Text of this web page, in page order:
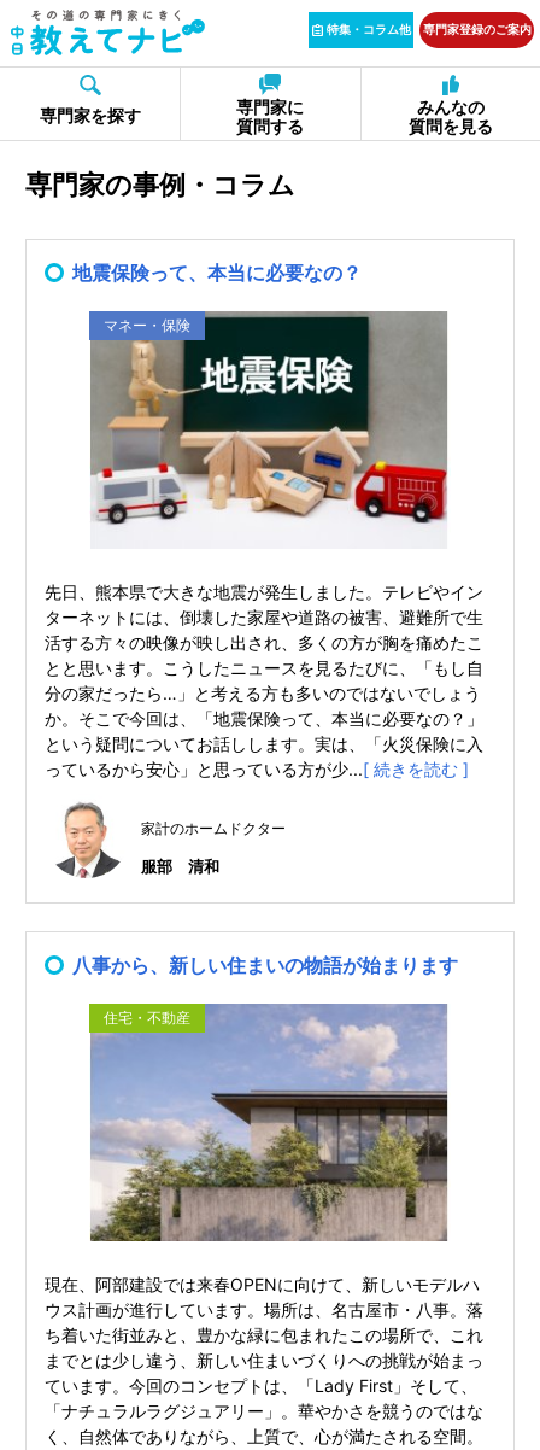
特集・コラム他 専門家登録のご案内
専門家を探す
専門家に
質問する
みんなの
質問を見る
専門家の事例・コラム
地震保険って、本当に必要なの？
マネー・保険
先日、熊本県で大きな地震が発生しました。テレビやイン
ターネットには、倒壊した家屋や道路の被害、避難所で生
活する方々の映像が映し出され、多くの方が胸を痛めたこ
とと思います。こうしたニュースを見るたびに、「もし自
分の家だったら…」と考える方も多いのではないでしょう
か。そこで今回は、「地震保険って、本当に必要なの？」
という疑問についてお話しします。実は、「火災保険に入
っているから安心」と思っている方が少...[ 続きを読む ]
家計のホームドクター
服部 清和
八事から、新しい住まいの物語が始まります
住宅・不動産
現在、阿部建設では来春OPENに向けて、新しいモデルハ
ウス計画が進行しています。場所は、名古屋市・八事。落
ち着いた街並みと、豊かな緑に包まれたこの場所で、これ
までとは少し違う、新しい住まいづくりへの挑戦が始まっ
ています。今回のコンセプトは、「Lady First」そして、
「ナチュラルラグジュアリー」。華やかさを競うのではな
く、自然体でありながら、上質で、心が満たされる空間。